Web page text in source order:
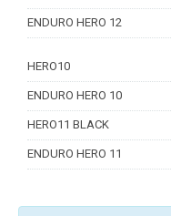
ENDURO HERO 12
HERO10
ENDURO HERO 10
HERO11 BLACK
ENDURO HERO 11